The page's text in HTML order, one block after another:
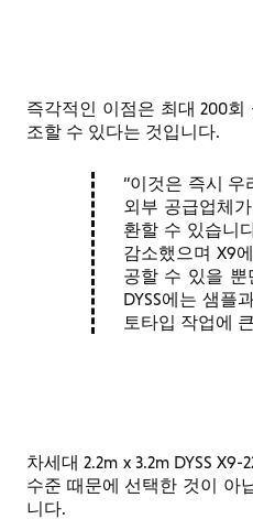
즉각적인 이점은 최대 200
조할 수 있다는 것입니다.
이것은 즉시 우
외부 공급업체
환할 수 있습니
감소했으며 X9
공할 수 있을
DYSS에는 샘플
토타입 작업에
차세대 2.2m x 3.2m DYSS
수준 때문에 선택한 것이 아
니다.